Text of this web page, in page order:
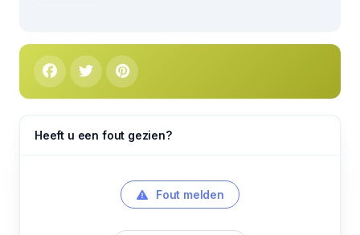
Heeft u een fout gezien?
Fout melden